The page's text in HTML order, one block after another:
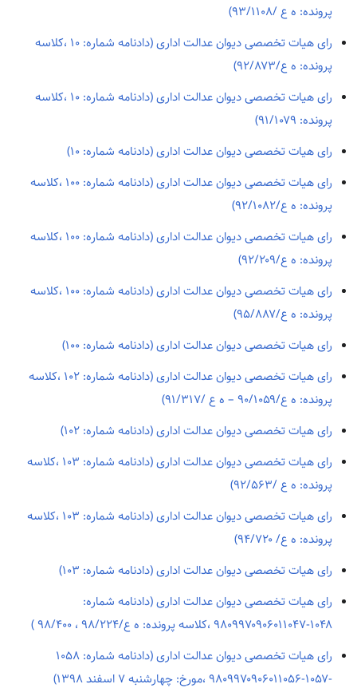
پرونده: ه ع /۹۳/۱۱۰۸)
رای هیات تخصصی دیوان عدالت اداری (دادنامه شماره: ۱۰ ،کلاسه
پرونده: ه ع/۹۲/۸۷۳)
رای هیات تخصصی دیوان عدالت اداری (دادنامه شماره: ۱۰ ،کلاسه
پرونده: ۹۱/۱۰۷۹)
رای هیات تخصصی دیوان عدالت اداری (دادنامه شماره: ۱۰)
رای هیات تخصصی دیوان عدالت اداری (دادنامه شماره: ۱۰۰ ،کلاسه
پرونده: ه ع/۹۲/۱۰۸۲)
رای هیات تخصصی دیوان عدالت اداری (دادنامه شماره: ۱۰۰ ،کلاسه
پرونده: ه ع/۹۲/۲۰۹)
رای هیات تخصصی دیوان عدالت اداری (دادنامه شماره: ۱۰۰ ،کلاسه
پرونده: ه ع/۹۵/۸۸۷)
رای هیات تخصصی دیوان عدالت اداری (دادنامه شماره: ۱۰۰)
رای هیات تخصصی دیوان عدالت اداری (دادنامه شماره: ۱۰۲ ،کلاسه
پرونده: ه ع/۹۰/۱۰۵۹ – ه ع /۹۱/۳۱۷)
رای هیات تخصصی دیوان عدالت اداری (دادنامه شماره: ۱۰۲)
رای هیات تخصصی دیوان عدالت اداری (دادنامه شماره: ۱۰۳ ،کلاسه
پرونده: ه ع /۹۲/۵۶۳)
رای هیات تخصصی دیوان عدالت اداری (دادنامه شماره: ۱۰۳ ،کلاسه
پرونده: ه ع/ ۹۴/۷۲۰)
رای هیات تخصصی دیوان عدالت اداری (دادنامه شماره: ۱۰۳)
رای هیات تخصصی دیوان عدالت اداری (دادنامه شماره:
۱۰۴۸-۹۸۰۹۹۷۰۹۰۶۰۱۱۰۴۷ ،کلاسه پرونده: ه ع/۹۸/۲۲۴ ، ۹۸/۴۰۰ )
رای هیات تخصصی دیوان عدالت اداری (دادنامه شماره: ۱۰۵۸
-۱۰۵۷-۹۸۰۹۹۷۰۹۰۶۰۱۱۰۵۶ ،مورخ: چهارشنبه ۷ اسفند ۱۳۹۸)